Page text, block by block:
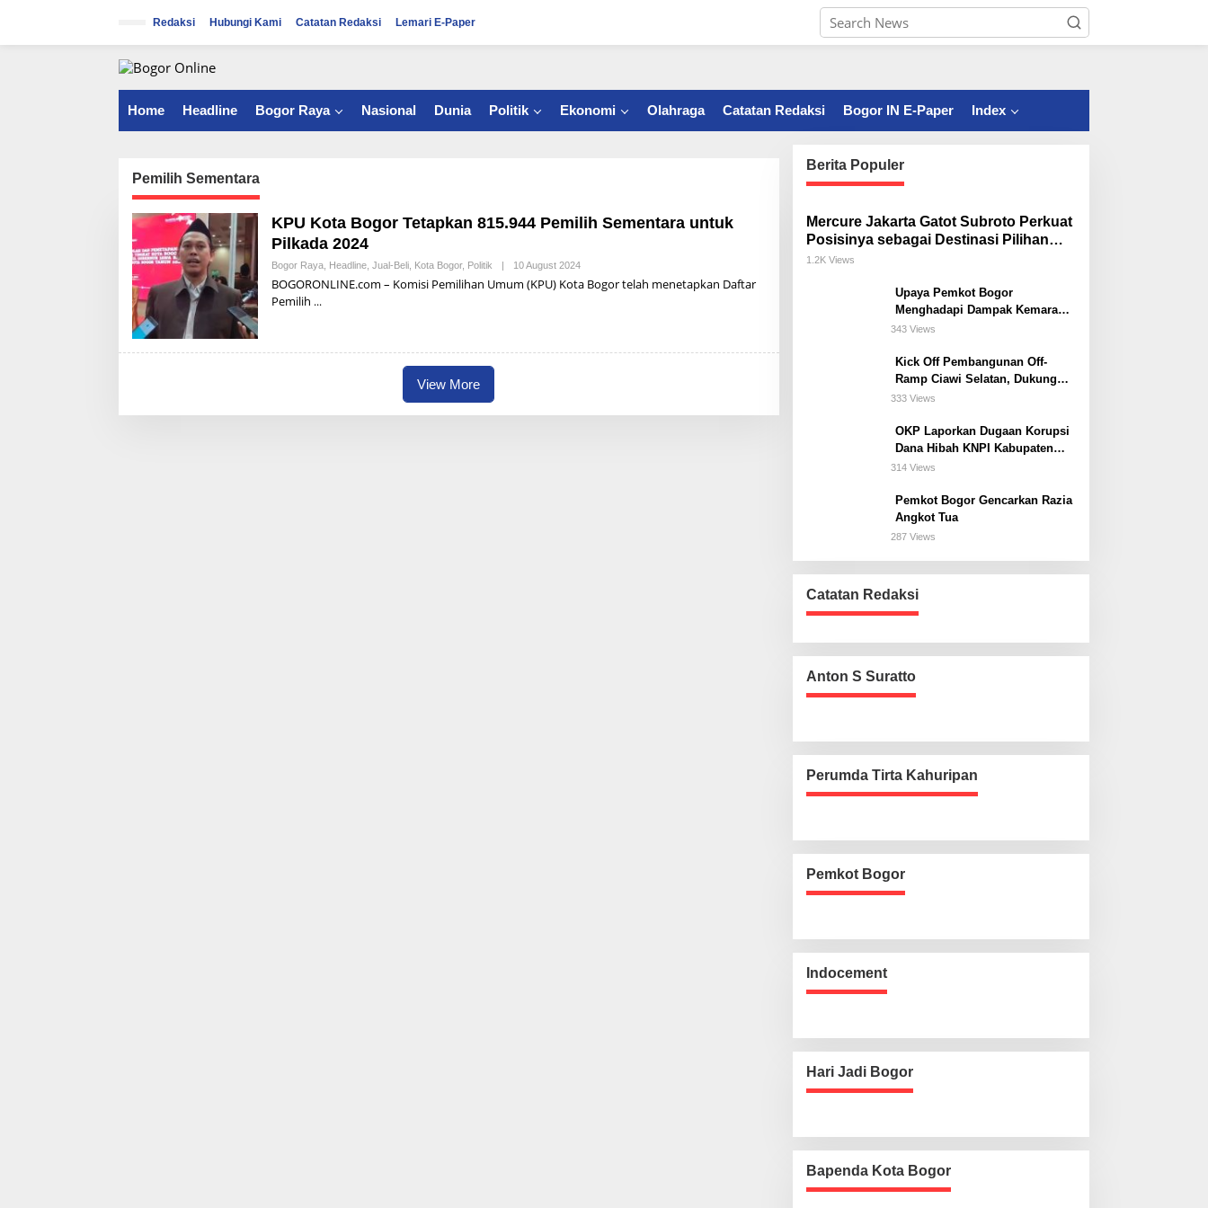
i
Redaksi Hubungi Kami Catatan Redaksi Lemari E-Paper
Home Headline Bogor Raya Nasional Dunia Politik Ekonomi Olahraga Catatan Redaksi Bogor IN E-Paper Index
Pemilih Sementara
KPU Kota Bogor Tetapkan 815.944 Pemilih Sementara untuk
Pilkada 2024
Bogor Raya, Headline, Jual-Beli, Kota Bogor, Politik 10 August 2024
R
A
BOGORONLINE.com – Komisi Pemilihan Umum (KPU) Kota Bogor telah menetapkan Daftar
Pemilih
View More
Berita Populer
Mercure Jakarta Gatot Subroto Perkuat
Posisinya sebagai Destinasi Pilihan
untuk Bisnis, Staycation, Meeting, dan
1.2K Views
Upaya Pemkot Bogor
Menghadapi Dampak Kemarau
Panjang
343 Views
Kick Off Pembangunan Off-
Ramp Ciawi Selatan, Dukung
Konektivitas Antarwilayah di
333 Views
OKP Laporkan Dugaan Korupsi
Dana Hibah KNPI Kabupaten
Bogor Tahun Anggaran 2025 Ke
314 Views
Pemkot Bogor Gencarkan Razia
Angkot Tua
287 Views
Catatan Redaksi
Anton S Suratto
Perumda Tirta Kahuripan
Pemkot Bogor
Indocement
Hari Jadi Bogor
Bapenda Kota Bogor